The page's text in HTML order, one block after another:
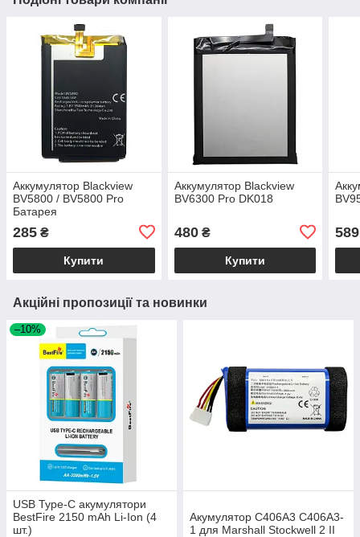
Аккумулятор Blackview
BV5800 / BV5800 Pro
Батарея
285 ₴
Купити
Аккумулятор Blackview
BV6300 Pro DK018
480₴
Купити
589
Акційні пропозиції та новинки
–10%
USB Type-C акумулятори
BestFire 2150 mAh Li-Ion (4
шт.)
Акумулятор C406A3 C406A3-
1 для Marshall Stockwell 2 II